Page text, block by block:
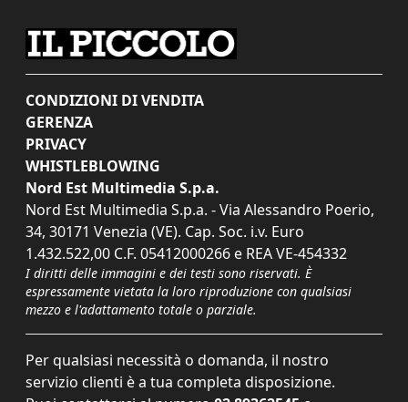
CONDIZIONI DI VENDITA
GERENZA
PRIVACY
WHISTLEBLOWING
Nord Est Multimedia S.p.a.
Nord Est Multimedia S.p.a. - Via Alessandro Poerio,
34, 30171 Venezia (VE). Cap. Soc. i.v. Euro
1.432.522,00 C.F. 05412000266 e REA VE-454332
I diritti delle immagini e dei testi sono riservati. È
espressamente vietata la loro riproduzione con qualsiasi
mezzo e l'adattamento totale o parziale.
Per qualsiasi necessità o domanda, il nostro
servizio clienti è a tua completa disposizione.